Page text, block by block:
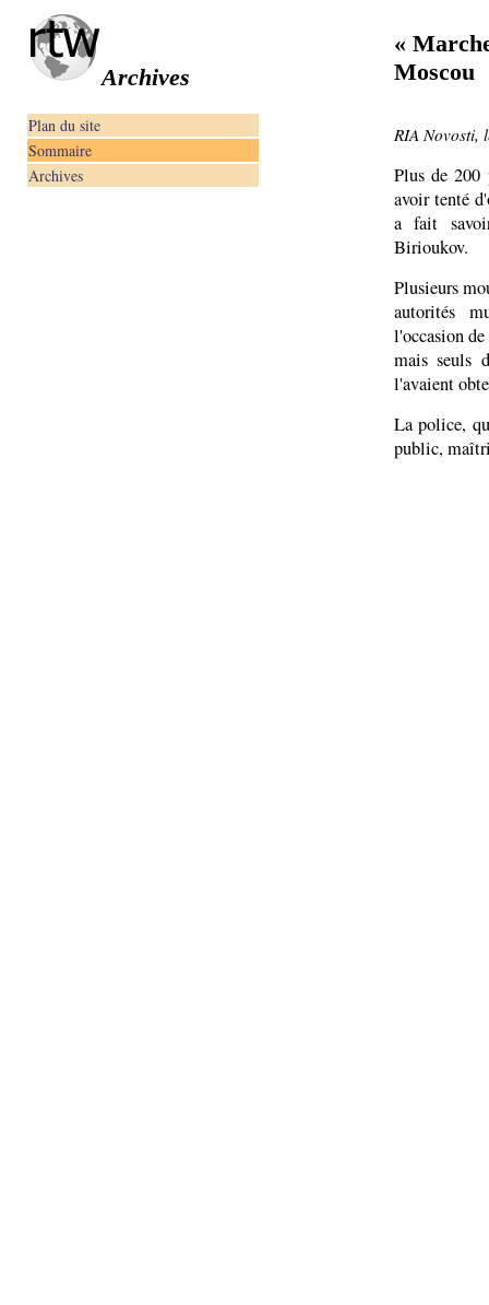
Archives
Plan du site
Sommaire
Archives
«
Moscou
RIA Novosti,
Plus de 200
avoir tenté
a fait
Birioukov.
Plusieurs
autorités
l'occasion
mais seuls
l'avaient
La police,
public,